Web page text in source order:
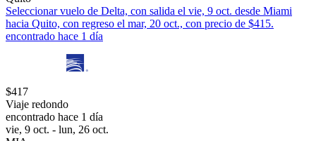
Seleccionar vuelo de Delta, con salida el vie, 9 oct. desde Miami
hacia Quito, con regreso el mar, 20 oct., con precio de $415.
encontrado hace 1 día
$417
Viaje redondo
encontrado hace 1 día
vie, 9 oct. - lun, 26 oct.